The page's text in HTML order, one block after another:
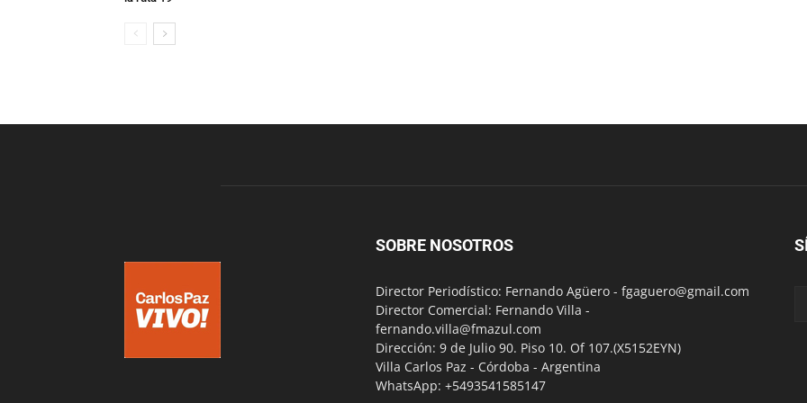
SOBRE NOSOTROS
Director Periodístico: Fernando Agüero - fgaguero@gmail.com
Director Comercial: Fernando Villa -
fernando.villa@fmazul.com
Dirección: 9 de Julio 90. Piso 10. Of 107.(X5152EYN)
Villa Carlos Paz - Córdoba - Argentina
WhatsApp: +5493541585147